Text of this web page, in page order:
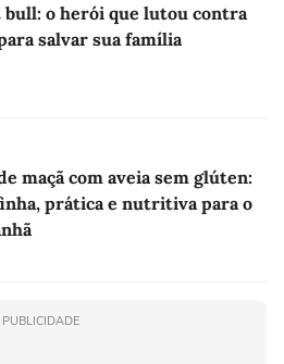
bull: o herói que lutou contra
salvar sua família
maçã com aveia sem glúten:
prática e nutritiva para o
PUBLICIDADE